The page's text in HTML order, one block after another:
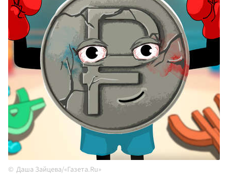
Даша Зайцева/«Газета.Ru»